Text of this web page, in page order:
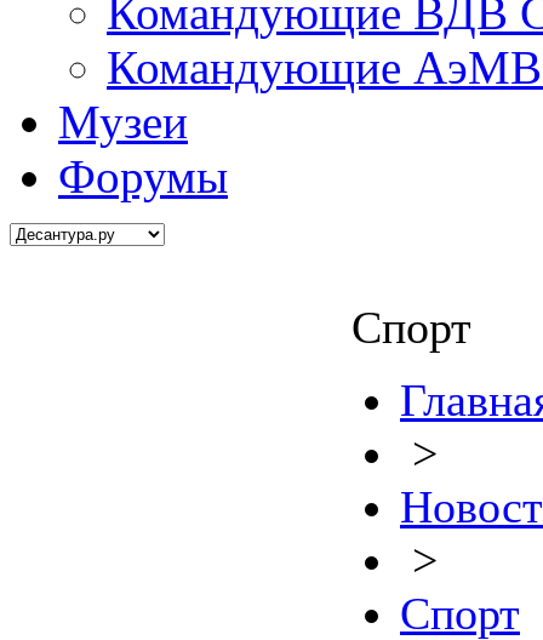
Командующие ВДВ
Командующие АэМВ
Музеи
Форумы
Спорт
>
>
Спорт